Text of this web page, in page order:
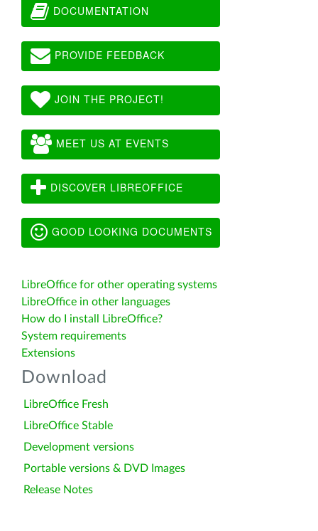
DOCUMENTATION
PROVIDE FEEDBACK
JOIN THE PROJECT!
MEET US AT EVENTS
DISCOVER LIBREOFFICE
GOOD LOOKING DOCUMENTS
LibreOffice for other operating systems
LibreOffice in other languages
How do I install LibreOffice?
System requirements
Extensions
Download
LibreOffice Fresh
LibreOffice Stable
Development versions
Portable versions & DVD Images
Release Notes